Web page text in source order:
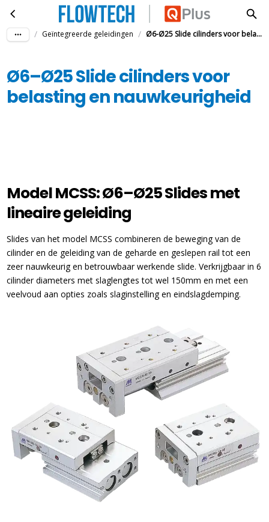
Ga naar hoofdinhoud Ø6–Ø25 Slide cilinders voor belasting en nauwkeurigheid
/ Geïntegreerde geleidingen / Ø6-Ø25 Slide cilinders voor belasting en nauwkeurigheid
Ø6–Ø25 Slide cilinders voor
belasting en nauwkeurigheid
Model MCSS: Ø6–Ø25 Slides met
lineaire geleiding
Slides van het model MCSS combineren de beweging van de
cilinder en de geleiding van de geharde en geslepen rail tot een
zeer nauwkeurig en betrouwbaar werkende slide. Verkrijgbaar in 6
cilinder diameters met slaglengtes tot wel 150mm en met een
veelvoud aan opties zoals slaginstelling en eindslagdemping.